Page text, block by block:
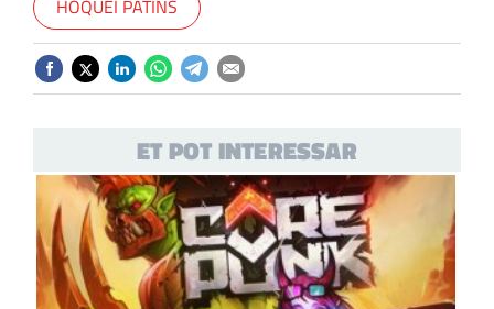
HOQUEI PATINS
ET POT INTERESSAR